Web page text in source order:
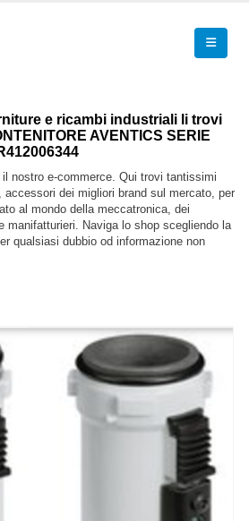
e ricambi industriali li trovi
AVENTICS SERIE
nostro e-commerce. Qui trovi tantissimi
dei migliori brand sul mercato, per
al mondo della meccatronica, dei
manifatturieri. Naviga lo shop scegliendo la
qualsiasi dubbio od informazione non